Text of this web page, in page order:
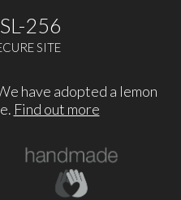
256
SITE
have adopted a lemon
Find out more